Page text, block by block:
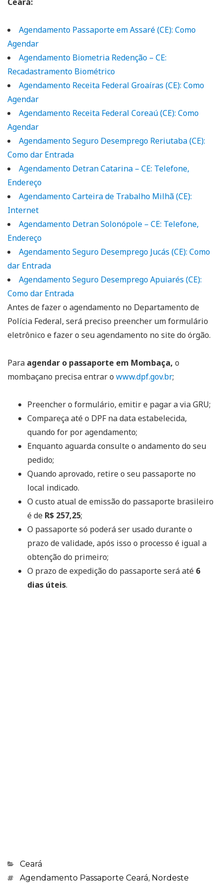
Agendamento Passaporte em Assaré (CE): Como
Agendar
Agendamento Biometria Redenção – CE:
Recadastramento Biométrico
Agendamento Receita Federal Groaíras (CE): Como
Agendar
Agendamento Receita Federal Coreaú (CE): Como
Agendar
Agendamento Seguro Desemprego Reriutaba (CE):
Como dar Entrada
Agendamento Detran Catarina – CE: Telefone,
Endereço
Agendamento Carteira de Trabalho Milhã (CE):
Internet
Agendamento Detran Solonópole – CE: Telefone,
Endereço
Agendamento Seguro Desemprego Jucás (CE): Como
dar Entrada
Agendamento Seguro Desemprego Apuiarés (CE):
Como dar Entrada
Antes de fazer o agendamento no Departamento de
Polícia Federal, será preciso preencher um formulário
eletrônico e fazer o seu agendamento no site do órgão.
Para agendar o passaporte em Mombaça, o
mombaçano precisa entrar o www.dpf.gov.br;
Preencher o formulário, emitir e pagar a via GRU;
Compareça até o DPF na data estabelecida,
quando for por agendamento;
Enquanto aguarda consulte o andamento do seu
pedido;
Quando aprovado, retire o seu passaporte no
local indicado.
O custo atual de emissão do passaporte brasileiro
é de R$ 257,25;
O passaporte só poderá ser usado durante o
prazo de validade, após isso o processo é igual a
obtenção do primeiro;
O prazo de expedição do passaporte será até 6
dias úteis.
Categorias
Ceará
Marcações
Agendamento Passaporte Ceará, Nordeste